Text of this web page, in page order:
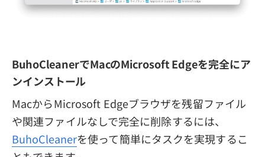
BuhoCleanerでMacのMicrosoft Edgeを完全にア
ンインストール
MacからMicrosoft Edgeブラウザを残留ファイル
や関連ファイルなしで完全に削除するには、
BuhoCleanerを使って簡単にタスクを実現するこ